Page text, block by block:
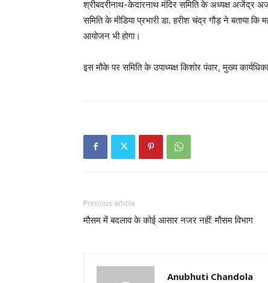
श्रीबदरीनाथ-केदारनाथ मंदिर समिति के अध्यक्ष अजेंद्र
समिति के मीडिया प्रभारी डा. हरीश चंद्र गौड़ ने बताया
आयोजन भी होगा।
इस मौके पर समिति के उपाध्यक्ष किशोर पंवार, मुख्य
Previous article
मौसम में बदलाव के कोई आसार नजर नहीं: मौसम विभाग
Anubhuti Chandola